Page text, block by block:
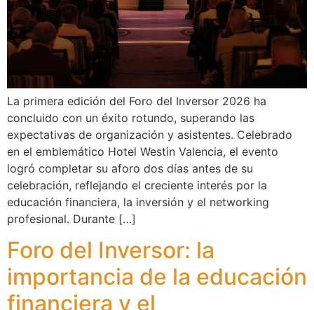
La primera edición del Foro del Inversor 2026 ha
concluido con un éxito rotundo, superando las
expectativas de organización y asistentes. Celebrado
en el emblemático Hotel Westin Valencia, el evento
logró completar su aforo dos días antes de su
celebración, reflejando el creciente interés por la
educación financiera, la inversión y el networking
profesional. Durante […]
Foro del Inversor: la
importancia de la educación
financiera y el